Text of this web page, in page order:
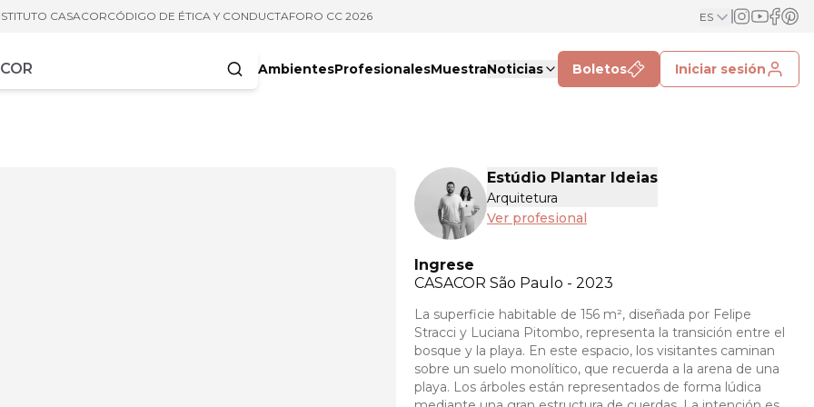
CASACORCÓDIGO DE ÉTICA Y CONDUCTAFORO CC 2026 ES
AmbientesProfesionalesMuestraNoticias Boletos Iniciar sesión
Estúdio Plantar Ideias
Arquitetura
Ver profesional
Ingrese
CASACOR São Paulo - 2023
La superficie habitable de 156 m², diseñada por Felipe
Stracci y Luciana Pitombo, representa la transición entre el
bosque y la playa. En este espacio, los visitantes caminan
sobre un suelo monolítico, que recuerda a la arena de una
playa. Los árboles están representados de forma lúdica